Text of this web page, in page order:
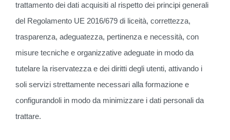
trattamento dei dati acquisiti al rispetto dei principi generali
del Regolamento UE 2016/679 di liceità, correttezza,
trasparenza, adeguatezza, pertinenza e necessità, con
misure tecniche e organizzative adeguate in modo da
tutelare la riservatezza e dei diritti degli utenti, attivando i
soli servizi strettamente necessari alla formazione e
configurandoli in modo da minimizzare i dati personali da
trattare.